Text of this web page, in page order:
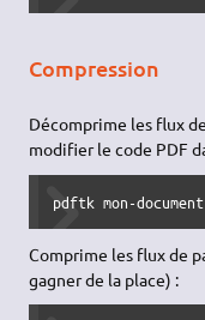
Compression
Décomprime les flux
modifier le code PDF
pdftk mon-
Comprime les flux de
gagner de la place) :